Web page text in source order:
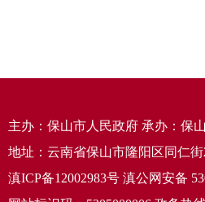
主办：保山市人民政府 承办：保
地址：云南省保山市隆阳区同仁街
滇ICP备12002983号 滇公网安备